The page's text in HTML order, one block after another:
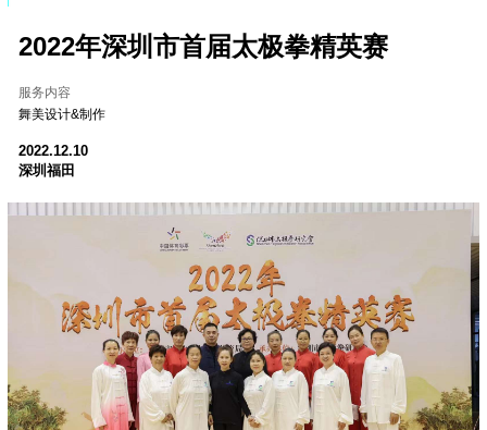
2022年深圳市首届太极拳精英赛
服务内容
舞美设计&制作
2022.12.10
深圳福田